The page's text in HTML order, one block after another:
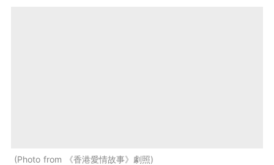
Photo from 《香港愛情故事》劇照